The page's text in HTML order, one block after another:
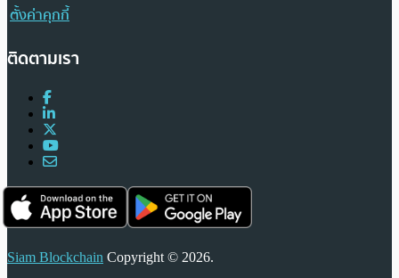
ตั้งค่าคุกกี้
ติดตามเรา
Siam Blockchain Copyright © 2026.